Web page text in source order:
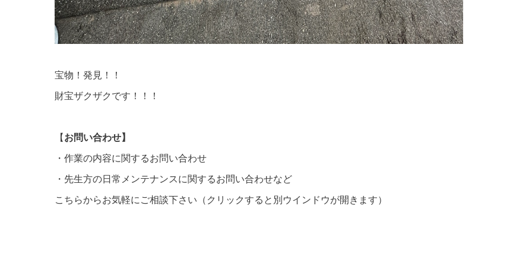
宝物！発見！！
財宝ザクザクです！！！
【お問い合わせ】
・作業の内容に関するお問い合わせ
・先生方の日常メンテナンスに関するお問い合わせなど
こちらからお気軽にご相談下さい（クリックすると別ウインドウが開きます）